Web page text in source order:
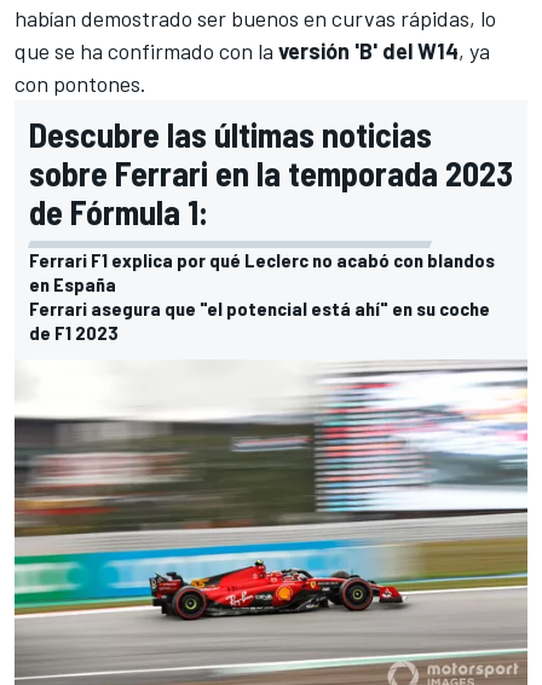
habían demostrado ser buenos en curvas rápidas, lo
que se ha confirmado con la versión 'B' del W14, ya
con pontones.
Descubre las últimas noticias
sobre Ferrari en la temporada 2023
de Fórmula 1:
Ferrari F1 explica por qué Leclerc no acabó con blandos
en España
Ferrari asegura que "el potencial está ahí" en su coche
de F1 2023